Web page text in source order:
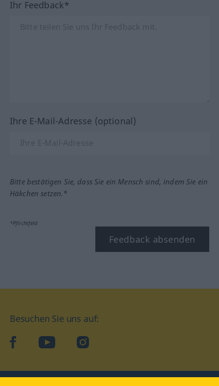
Ihr Feedback*
Ihre E-Mail-Adresse (optional)
Bitte bestätigen Sie, dass Sie ein Mensch sind, indem Sie ein
Häkchen setzen.*
*Pflichtfeld
Feedback absenden
Besuchen Sie uns auf:
facebookYouTube Instagram